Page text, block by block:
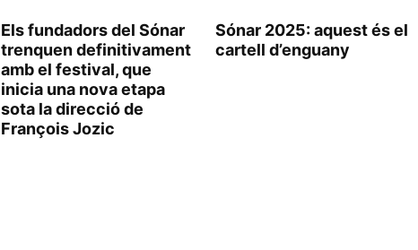
Els fundadors del Sónar
trenquen definitivament
amb el festival, que
inicia una nova etapa
sota la direcció de
François Jozic
Sónar 2025: aquest és el
cartell d’enguany